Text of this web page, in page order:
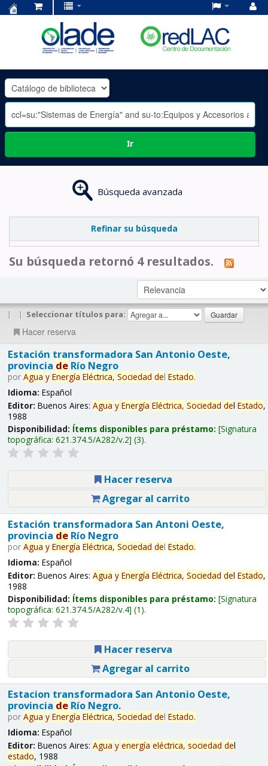
OLADE
-
Ir
Búsqueda avanzada
Refinar su búsqueda
Su búsqueda retornó 4 resultados.
| | Seleccionar títulos para:
Hacer reserva
Estación transformadora San Antonio Oeste,
provincia deRío Negro
por Agua y Energía Eléctrica, Sociedad del Estado.
Idioma: Español
Editor: Buenos Aires: Agua y Energía Eléctrica, Sociedad del Estado,
1988
Disponibilidad: Ítems disponibles para préstamo: Signatura
topográfica: 621.374.5/A282/v.2 (3).
Hacer reserva
Agregar al carrito
Estación transformadora San Antoni Oeste,
provincia deRío Negro
por Agua y Energía Eléctrica, Sociedad del Estado.
Idioma: Español
Editor: Buenos Aires: Agua y Energía Eléctrica, Sociedad del Estado,
1988
Disponibilidad: Ítems disponibles para préstamo: Signatura
topográfica: 621.374.5/A282/v.4 (1).
Hacer reserva
Agregar al carrito
Estacion transformadora San Antonio Oeste,
provincia deRío Negro.
por Agua y Energía Eléctrica, Sociedad del Estado.
Idioma: Español
Editor: Buenos Aires: Agua y energía eléctrica, sociedad del
estado, 1988